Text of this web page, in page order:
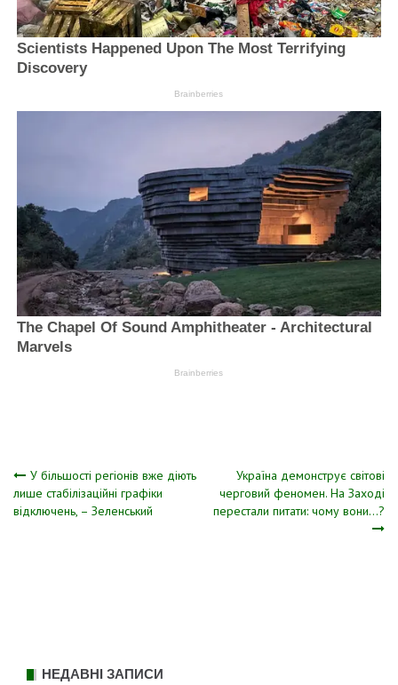
Навігація
записів
У більшості регіонів вже діють
лише стабілізаційні графіки
відключень, – Зеленський
Україна демонструє світові
черговий феномен. На Заході
перестали питати: чому вони…?
НЕДАВНІ ЗАПИСИ